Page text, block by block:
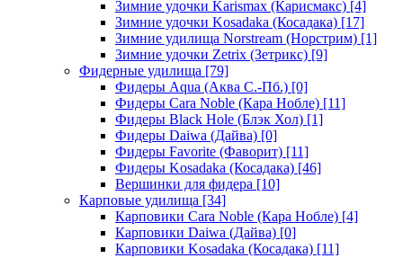
Зимние удочки Karismax (Карисмакс) [4]
Зимние удочки Kosadaka (Косадака) [17]
Зимние удилища Norstream (Норстрим) [1]
Зимние удочки Zetrix (Зетрикс) [9]
Фидерные удилища [79]
Фидеры Aqua (Аква С.-Пб.) [0]
Фидеры Cara Noble (Кара Нобле) [11]
Фидеры Black Hole (Блэк Хол) [1]
Фидеры Daiwa (Дайва) [0]
Фидеры Favorite (Фаворит) [11]
Фидеры Kosadaka (Косадака) [46]
Вершинки для фидера [10]
Карповые удилища [34]
Карповики Cara Noble (Кара Нобле) [4]
Карповики Daiwa (Дайва) [0]
Карповики Kosadaka (Косадака) [11]